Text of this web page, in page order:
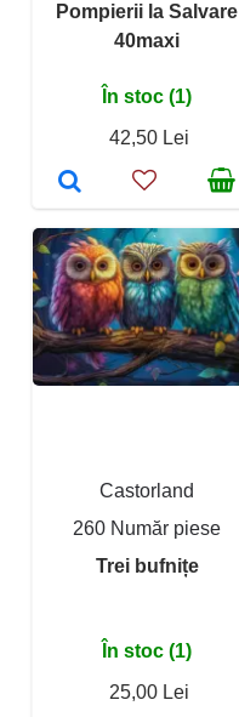
Pompierii la Salvare
40maxi
În stoc (1)
42,50 Lei
Castorland
260 Număr piese
Trei bufnițe
În stoc (1)
25,00 Lei